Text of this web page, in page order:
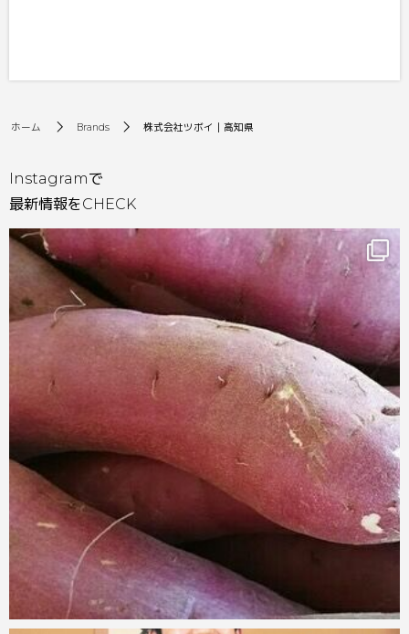
ホーム Brands 株式会社ツボイ｜高知県
Instagramで
最新情報をCHECK